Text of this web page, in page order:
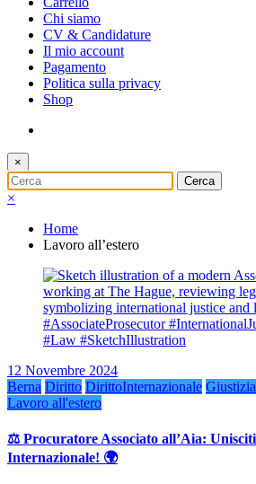
Chi siamo
CV & Candidature
Il mio account
Pagamento
Politica sulla privacy
Shop
×
×
Home
Lavoro all’estero
12 Novembre 2024
Berna Diritto DirittoInternazionale
Lavoro all'estero
⚖️ Procuratore Associato all’Aia:
Internazionale! 🌍